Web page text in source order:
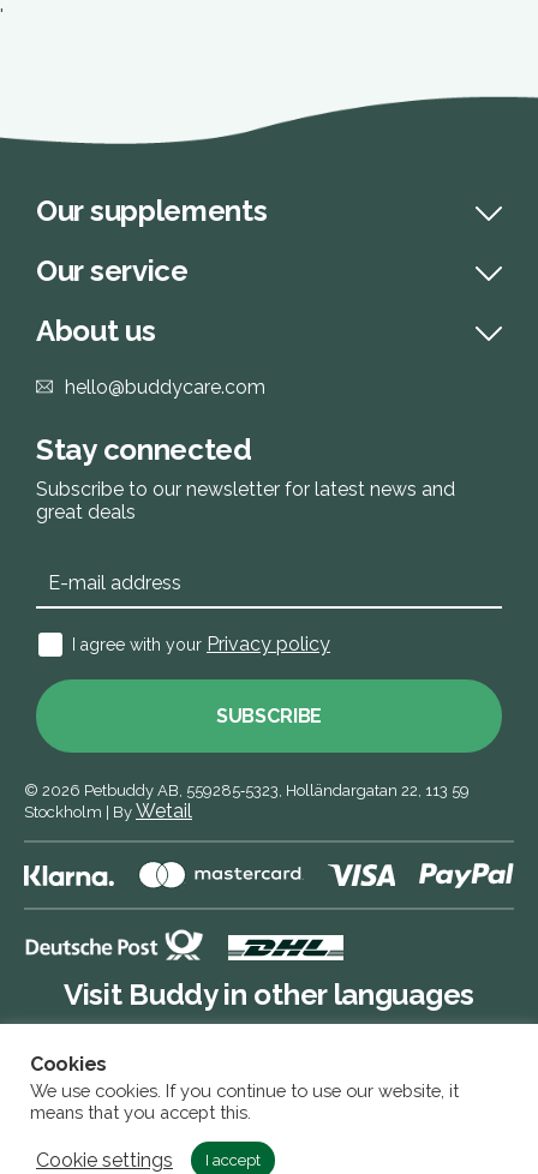
'
Our supplements
Our service
About us
hello@buddycare.com
Stay connected
Subscribe to our newsletter for latest news and
great deals
I agree with your Privacy policy
SUBSCRIBE
© 2026 Petbuddy AB, 559285‑5323, Holländargatan 22, 113 59
Stockholm
By Wetail
Visit Buddy in other languages
Cookies
We use cookies. If you continue to use our website, it
means that you accept this.
Cookie settings I accept